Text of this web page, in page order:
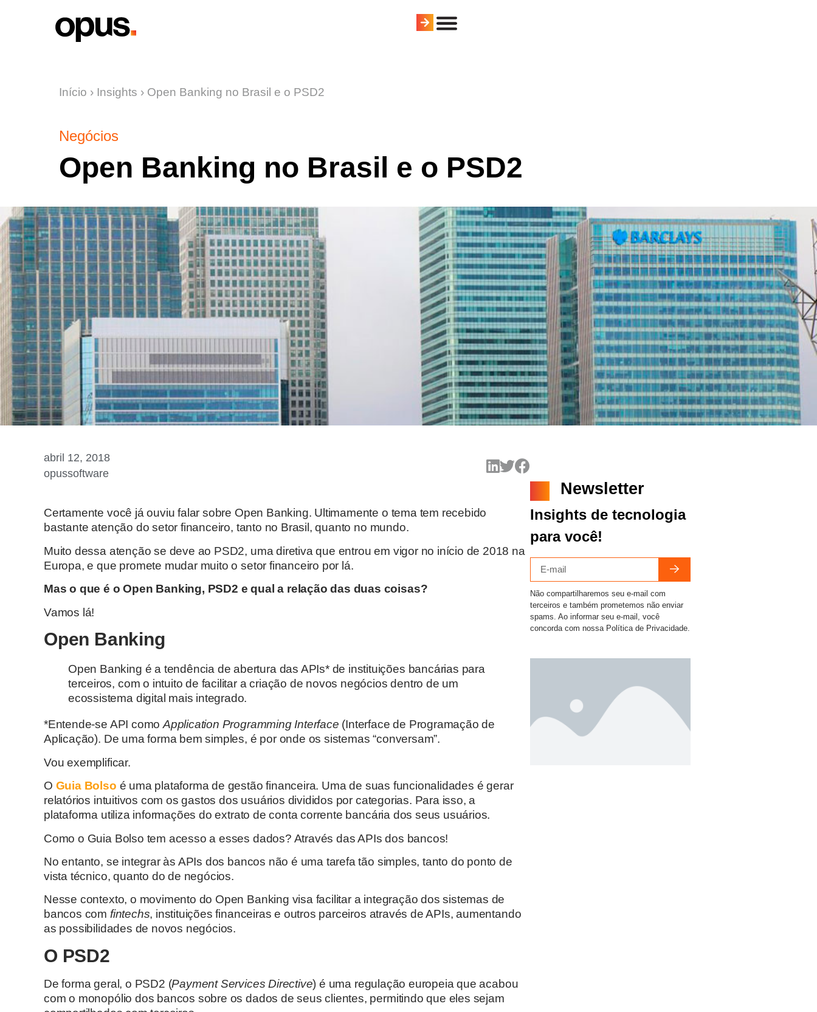
Início › Insights › Open Banking no Brasil e o PSD2
Negócios
Open Banking no Brasil e o PSD2
abril 12, 2018
opussoftware
Certamente você já ouviu falar sobre Open Banking. Ultimamente o tema tem recebido
bastante atenção do setor financeiro, tanto no Brasil, quanto no mundo.
Muito dessa atenção se deve ao PSD2, uma diretiva que entrou em vigor no início de 2018 na
Europa, e que promete mudar muito o setor financeiro por lá.
Mas o que é o Open Banking, PSD2 e qual a relação das duas coisas?
Vamos lá!
Open Banking
Open Banking é a tendência de abertura das APIs* de instituições bancárias para
terceiros, com o intuito de facilitar a criação de novos negócios dentro de um
ecossistema digital mais integrado.
*Entende-se API comoApplication Programming Interface (Interface de Programação de
Aplicação). De uma forma bem simples, é por onde os sistemas “conversam”.
Vou exemplificar.
O Guia Bolso é uma plataforma de gestão financeira. Uma de suas funcionalidades é gerar
relatórios intuitivos com os gastos dos usuários divididos por categorias. Para isso, a
plataforma utiliza informações do extrato de conta corrente bancária dos seus usuários.
Como o Guia Bolso tem acesso a esses dados? Através das APIs dos bancos!
No entanto, se integrar às APIs dos bancos não é uma tarefa tão simples, tanto do ponto de
vista técnico, quanto do de negócios.
Nesse contexto, o movimento do Open Banking visa facilitar a integração dos sistemas de
bancos com fintechs, instituições financeiras e outros parceiros através de APIs, aumentando
as possibilidades de novos negócios.
O PSD2
De forma geral, o PSD2 (Payment Services Directive) é uma regulação europeia que acabou
com o monopólio dos bancos sobre os dados de seus clientes, permitindo que eles sejam
Newsletter
Insights de tecnologia
para você!
Não compartilharemos seu e-mail com
terceiros e também prometemos não enviar
spams. Ao informar seu e-mail, você
concorda com nossa Política de Privacidade.